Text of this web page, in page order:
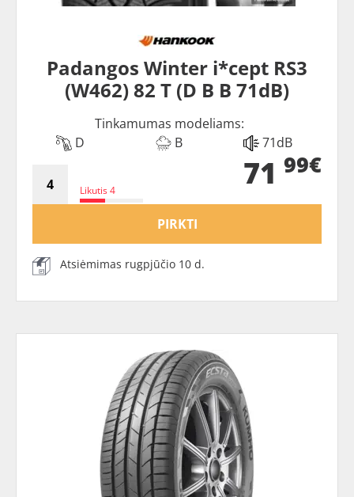
Padangos Winter i*cept RS3
(W462) 82 T (D B B 71dB)
Tinkamumas modeliams:
D
B 71dB
Likutis 4 71 99€
PIRKTI
Atsiėmimas rugpjūčio 10 d.